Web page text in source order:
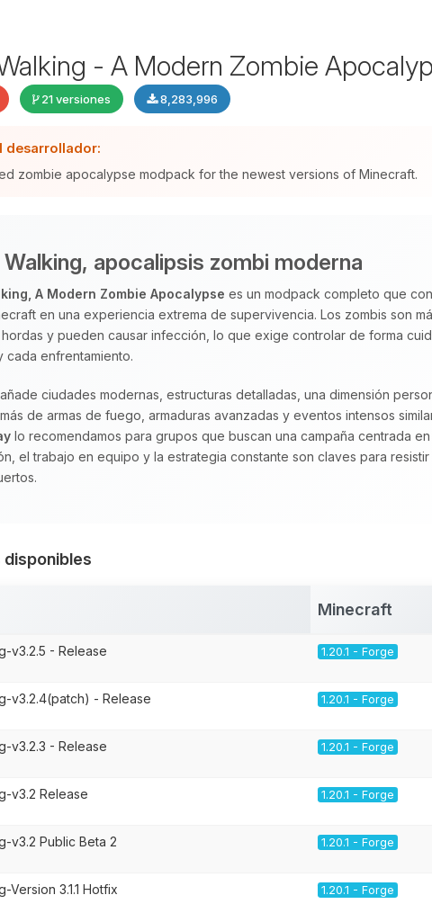
- A Modern Zombie
21 versiones 8,283,996
desarrollador:
zombie apocalypse modpack for the newest versions of Minecraft.
apocalipsis zombi moderna
A Modern Zombie Apocalypse es un modpack completo que
en una experiencia extrema de supervivencia. Los zombis son
y pueden causar infección, lo que exige controlar de forma
cada enfrentamiento.
ciudades modernas, estructuras detalladas, una dimensión
de armas de fuego, armaduras avanzadas y eventos intensos
lo recomendamos para grupos que buscan una campaña centrada
el trabajo en equipo y la estrategia constante son claves para
Minecraft
v3.2.5 - Release 1.20.1 - Forge
v3.2.4(patch) - Release 1.20.1 - Forge
v3.2.3 - Release 1.20.1 - Forge
v3.2 Release 1.20.1 - Forge
v3.2 Public Beta 2 1.20.1 - Forge
Version 3.1.1 Hotfix 1.20.1 - Forge